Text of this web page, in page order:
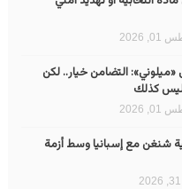
2026
«ميلوني»: التضامن خيار.. لكن
ليس كذلك
2026
شنغن مع إسبانيا وسط أزمة